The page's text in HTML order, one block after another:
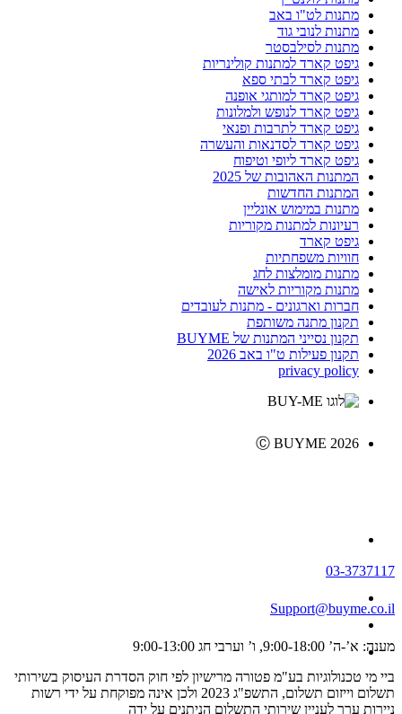
מתנות לט"ו באב
מתנות לנובי גוד
מתנות לסילבסטר
גיפט קארד למתנות קולינריות
גיפט קארד לבתי ספא
גיפט קארד למותגי אופנה
גיפט קארד לנופש ולמלונות
גיפט קארד לתרבות ופנאי
גיפט קארד לסדנאות והעשרה
גיפט קארד ליופי וטיפוח
המתנות האהובות של 2025
המתנות החדשות
מתנות במימוש אונליין
רעיונות למתנות מקוריות
גיפט קארד
חוויות משפחתיות
מתנות מומלצות לחג
מתנות מקוריות לאישה
חברות וארגונים - מתנות לעובדים
תקנון מתנה משותפת
תקנון נסייני המתנות של BUYME
תקנון פעילות ט"ו באב 2026
privacy policy
Ⓒ BUYME 2026
03-3737117
Support@buyme.co.il
מענה: א’-ה’ 9:00-18:00, ו’ וערבי חג 9:00-13:00
ביי מי טכנולוגיות בע"מ פטורה מרישיון לפי חוק הסדרת העיסוק בשירותי
תשלום וייזום תשלום, התשפ"ג 2023 ולכן אינה מפוקחת על ידי רשות
ניירות ערך לעניין שירותי התשלום הניתנים על ידה